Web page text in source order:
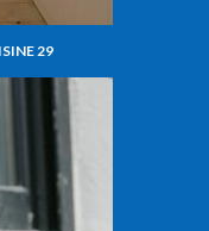
29